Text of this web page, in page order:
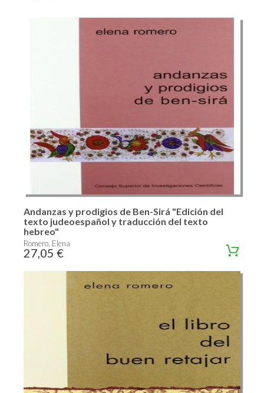
Andanzas y prodigios de Ben-Sirá "Edición del
texto judeoespañol y traducción del texto
hebreo"
Romero, Elena
27,05 €